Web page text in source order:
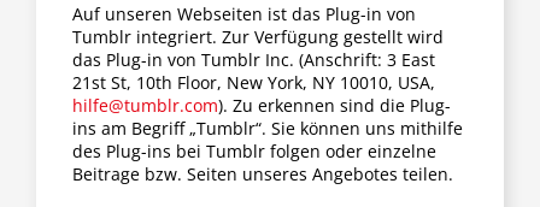
Auf unseren Webseiten ist das Plug-in von
Tumblr integriert. Zur Verfügung gestellt wird
das Plug-in von Tumblr Inc. (Anschrift: 3 East
21st St, 10th Floor, New York, NY 10010, USA,
hilfe@tumblr.com). Zu erkennen sind die Plug-
ins am Begriff „Tumblr“. Sie können uns mithilfe
des Plug-ins bei Tumblr folgen oder einzelne
Beitrage bzw. Seiten unseres Angebotes teilen.